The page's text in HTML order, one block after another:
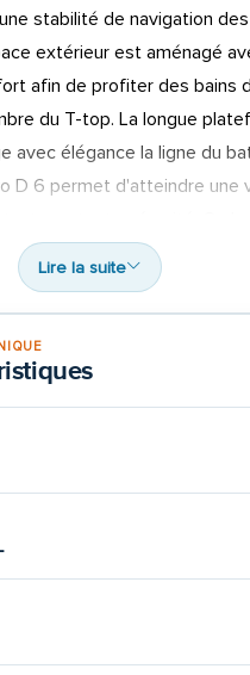
stabilité de navigation
extérieur est aménagé
afin de profiter des bains
du T-top. La longue
avec élégance la ligne du
D 6 permet d'atteindre une
qualités pour la vie à bord et
est récupérable. Visite
pas à nous contacter
Lire la suite